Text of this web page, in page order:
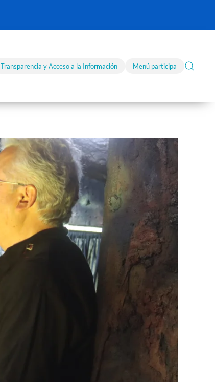
Transparencia y Acceso a la Información Menú participa